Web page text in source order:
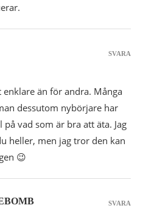
än för andra. Många
dessutom nybörjare har
vad som är bra att äta. Jag
heller, men jag tror den kan
😉
SVARA
SVARA